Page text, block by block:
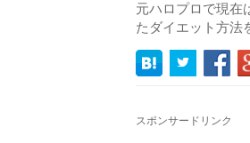
元ハロプロで現在
たダイエット方法
スポンサードリンク